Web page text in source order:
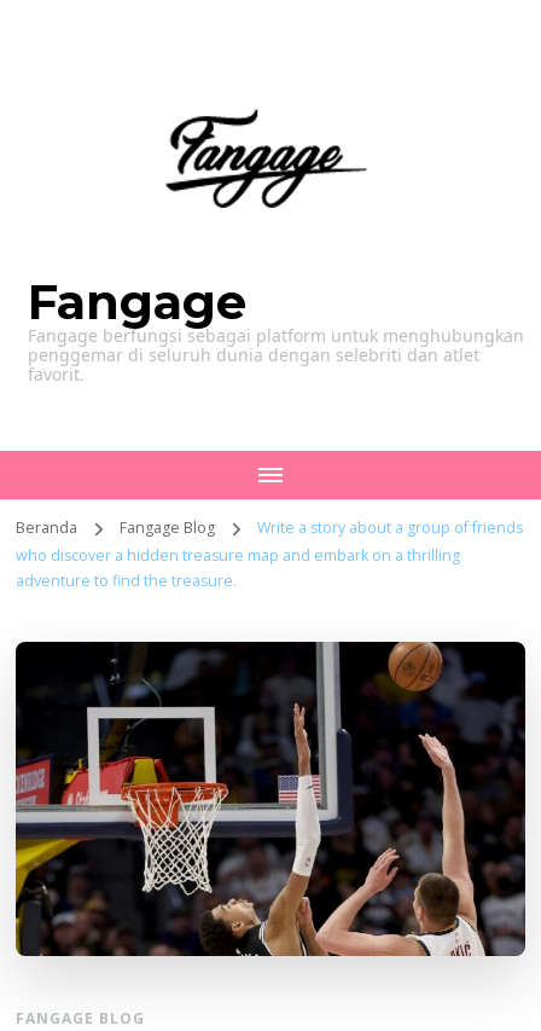
Fangage
Fangage berfungsi sebagai platform untuk menghubungkan
penggemar di seluruh dunia dengan selebriti dan atlet
favorit.
Beranda Fangage Blog
Write a story about a group of friends
who discover a hidden treasure map and embark on a thrilling
adventure to find the treasure.
FANGAGE BLOG